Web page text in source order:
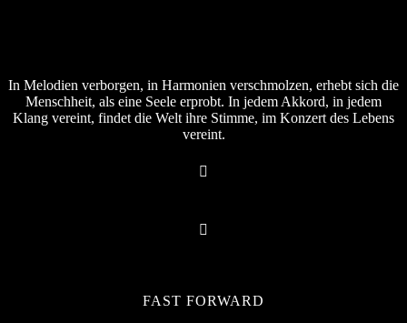
In Melodien verborgen, in Harmonien verschmolzen, erhebt sich die
Menschheit, als eine Seele erprobt. In jedem Akkord, in jedem
Klang vereint, findet die Welt ihre Stimme, im Konzert des Lebens
vereint.
FAST FORWARD